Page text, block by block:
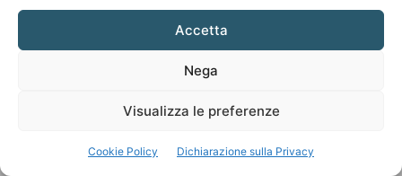
Accetta
Nega
Visualizza le preferenze
Cookie Policy Dichiarazione sulla Privacy